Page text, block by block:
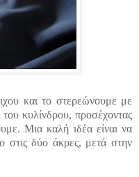
και το στερεώνουμε με
κυλίνδρου, προσέχοντας
Μια καλή ιδέα είναι να
στις δύο άκρες, μετά στην